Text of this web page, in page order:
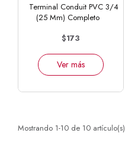
Terminal Conduit PVC 3/4
(25 Mm) Completo
$173
Ver más
Mostrando 1-10 de 10 artículo(s)